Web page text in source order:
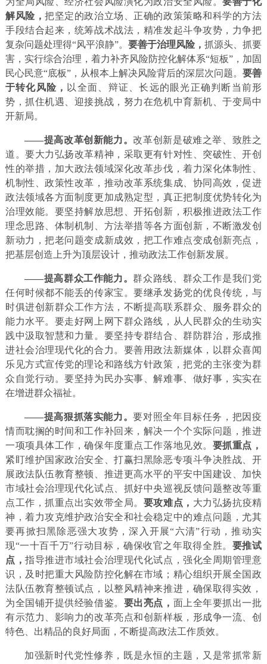
解风险，把坚定的政治立场、正确的政策策略和科学的方法
手段结合起来，统筹战术战法，精准发起斗争攻势，力争把
复杂问题处理得“风平浪静”。要善于治理风险，抓源头、抓要
害，实行综合治理，着力补齐风险防控化解体系“短板”，加固
民心民意“底板”，从根本上解决风险背后的深层次问题。要善
于转化风险， 以全面、辩证、长远的眼光正确判断当前形
势，抓住机遇、迎接挑战，努力在危机中育新机、于变局中
开新局。
——提高改革创新能力。改革创新是破难之举、致胜之
道。要大力弘扬改革精神，采取更有针对性、突破性、开创
性的举措，加大政法领域深化改革步伐，着力深化体制性、
机制性、政策性改革，推动改革系统集成、协同高效，促进
政法领域各方面制度更加成熟定型，真正把制度优势转化为
治理效能。要坚持解放思想、开拓创新，积极推进政法工作
理念思路、体制机制、方法举措等各方面创新，不断激发创
新动力，把老问题变成新成效，把工作难点变成创新亮点，
把基层创造上升为顶层设计，推动政法工作创新发展。
——提高群众工作能力。群众路线、群众工作是我们党
任何时候都不能丢的传家宝。要继承发扬党的优良传统，与
时俱进创新群众工作方法，不断提高联系群众、服务群众的
能力水平。要走好网上网下群众路线，从人民群众的生动实
践中汲取智慧和力量。要坚持专群结合、群防群治，形成推
进社会治理现代化的合力。要善用政法新媒体，以群众喜闻
乐见方式宣传党的理论和路线方针政策，把党的主张变为群
众自觉行动。要坚持为民办实事、解难事、做好事，实实在
在增进群众福祉。
——提高狠抓落实能力。要对照全年目标任务，把因疫
情而耽搁的时间和工作补回来，解决一个个实际问题，推进
一项项具体工作，确保年度重点工作落地见效。 要抓重点，
紧盯维护国家政治安全、打赢扫黑除恶专项斗争决胜战、开
展政法队伍教育整顿、推进更高水平的平安中国建设、加快
市域社会治理现代化试点、抓好中央巡视反馈问题整改等重
点工作，抓重点出实效带全局。 要攻难点， 大力弘扬抗疫精
神，着力攻克维护政治安全和社会稳定中的难点问题，尤其
要再掀扫黑除恶强大攻势，深入开展“六清”行动，推动实
现“一十百千万”行动目标，确保收官之年取得全胜。 要推试
点，指导推进市域社会治理现代化试点，强化全周期管理意
识，及时把重大风险防控化解在市域；精心组织开展全国政
法队伍教育整顿试点，以整风精神来推进，确保取得实效，
为全国铺开提供经验借鉴。 要出亮点， 面上全年要抓出一批
有示范力、影响力的改革亮点和创新样板，形成争一流、创
特色、出精品的良好局面，不断提高政法工作质效。
加强新时代党性修养，既是永恒的主题，又是常抓常新